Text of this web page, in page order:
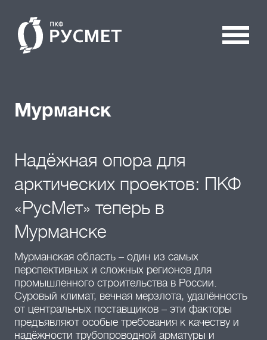
Мурманск
Надёжная опора для
арктических проектов: ПКФ
«РусМет» теперь в
Мурманске
Мурманская область – один из самых
перспективных и сложных регионов для
промышленного строительства в России.
Суровый климат, вечная мерзлота, удалённость
от центральных поставщиков – эти факторы
предъявляют особые требования к качеству и
надёжности трубопроводной арматуры и